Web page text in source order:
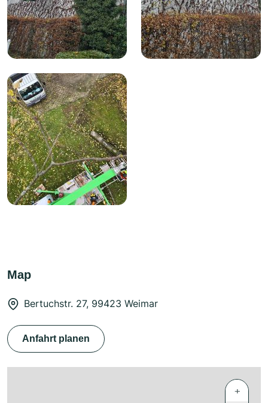
Map
Bertuchstr. 27, 99423 Weimar
Anfahrt planen
+